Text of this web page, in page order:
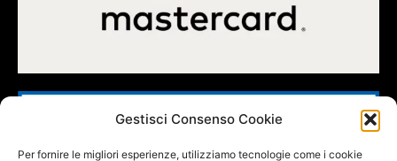
Gestisci Consenso Cookie
Per fornire le migliori esperienze, utilizziamo tecnologie come i cookie